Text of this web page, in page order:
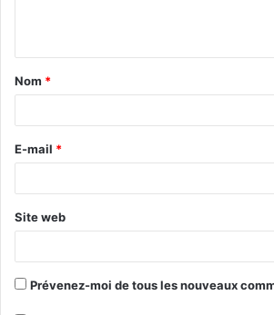
Nom *
E-mail *
Site web
Prévenez-moi de tous les nouveaux